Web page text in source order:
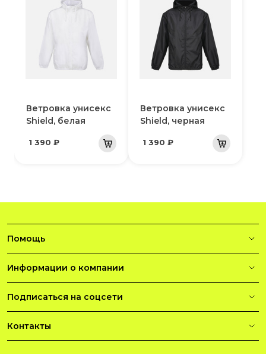
Ветровка унисекс
Shield, белая
1 390 ₽
Ветровка унисекс
Shield, черная
1 390 ₽
Помощь
Информации о компании
Подписаться на соцсети
Контакты